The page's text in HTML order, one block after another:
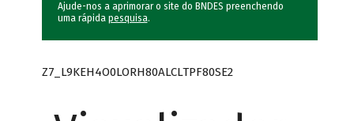
Ajude-nos a aprimorar o site do BNDES preenchendo
uma rápida pesquisa.
Z7_L9KEH4O0LORH80ALCLTPF80SE2